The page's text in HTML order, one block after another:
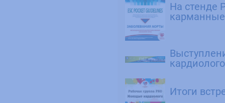
На стенде
Итоги